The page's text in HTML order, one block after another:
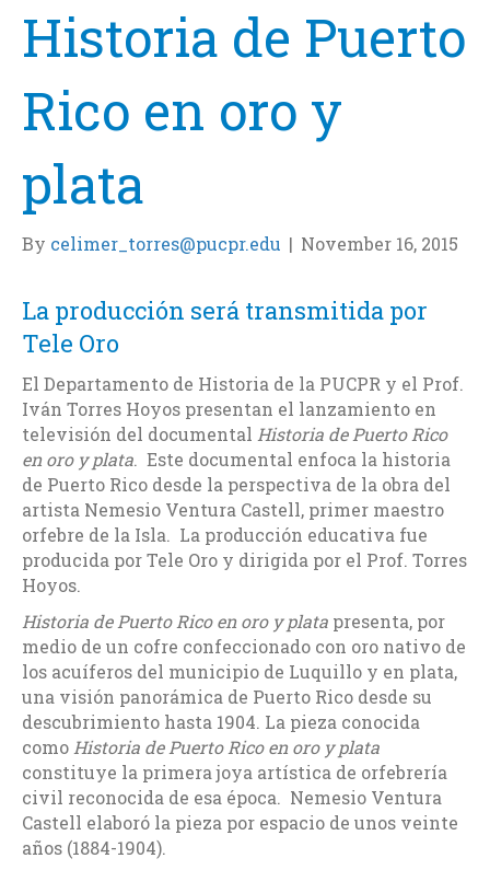
Historia de Puerto
Rico en oro y
plata
By celimer_torres@pucpr.edu | November 16, 2015
La producción será transmitida por
Tele Oro
El Departamento de Historia de la PUCPR y el Prof.
Iván Torres Hoyos presentan el lanzamiento en
televisión del documental Historia de Puerto Rico
en oro y plata. Este documental enfoca la historia
de Puerto Rico desde la perspectiva de la obra del
artista Nemesio Ventura Castell, primer maestro
orfebre de la Isla. La producción educativa fue
producida por Tele Oro y dirigida por el Prof. Torres
Hoyos.
Historia de Puerto Rico en oro y plata presenta, por
medio de un cofre confeccionado con oro nativo de
los acuíferos del municipio de Luquillo y en plata,
una visión panorámica de Puerto Rico desde su
descubrimiento hasta 1904. La pieza conocida
como Historia de Puerto Rico en oro y plata
constituye la primera joya artística de orfebrería
civil reconocida de esa época. Nemesio Ventura
Castell elaboró la pieza por espacio de unos veinte
años (1884-1904).